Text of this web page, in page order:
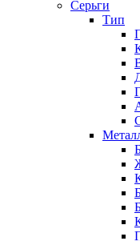
Серьги
Тип